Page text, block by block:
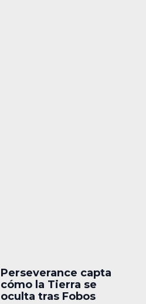
Perseverance capta
cómo la Tierra se
oculta tras Fobos